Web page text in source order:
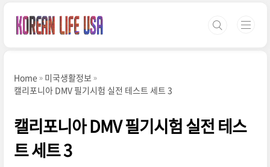
Home
미국생활정보
캘리포니아 DMV 필기시험 실전 테스트 세트 3
캘리포니아 DMV 필기시험 실전 테스
트 세트 3